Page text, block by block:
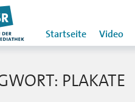
Startseite Video
PLAKATE